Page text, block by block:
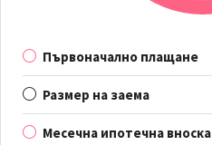
Първоначално плащане
Размер на заема
Месечна ипотечна вноска